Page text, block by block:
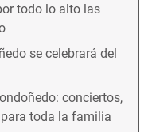
todo lo alto las
se celebrará del
conciertos,
toda la familia